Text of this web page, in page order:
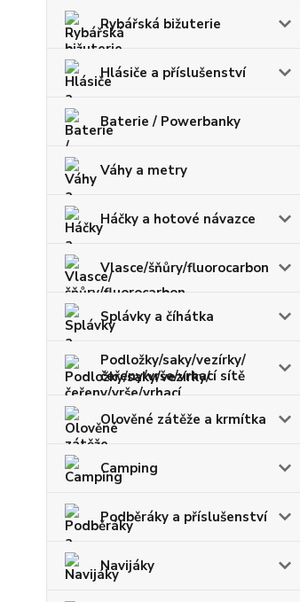
Rybářská bižuterie
Hlásiče a příslušenství
Baterie / Powerbanky
Váhy a metry
Háčky a hotové návazce
Vlasce/šňůry/fluorocarbon
Splávky a číhátka
Podložky/saky/vezírky/
čeřeny/vrše/vrhací sítě
Olověné zátěže a krmítka
Camping
Podběráky a příslušenství
Navijáky